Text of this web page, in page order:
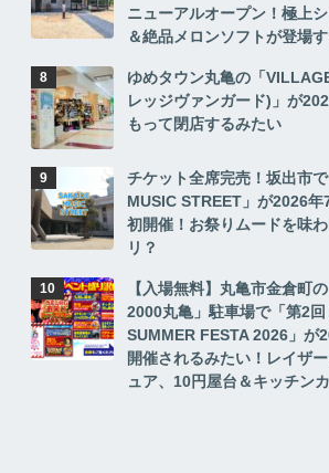
ニューアルオープン！極上
＆絶品メロンソフトが登場
ゆめタウン丸亀の「
レッジヴァンガード)」が
もって閉店するみたい
チケット全席完売！坂出市
MUSIC STREET」が2026
初開催！お祭りムードを味
リ？
【入場無料】丸亀市金倉町
2000丸亀」駐車場で「第2
SUMMER FESTA 2026」が
開催されるみたい！レイザ
ュア、10円屋台＆キッチン